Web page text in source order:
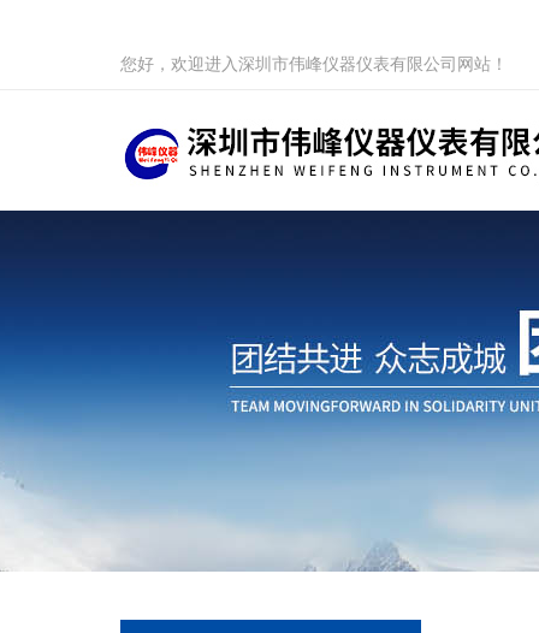
您好，欢迎进入深圳市伟峰仪器仪表有限公司网站！